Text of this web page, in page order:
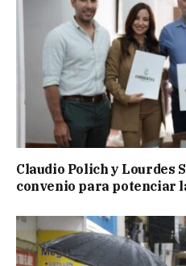
Claudio Polich y Lourdes
convenio para potenciar